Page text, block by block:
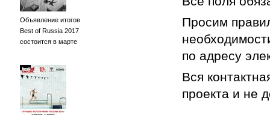
Объявление итогов
Best of Russia 2017
состоится в марте
Просим
по адресу
Вся
проекта и не